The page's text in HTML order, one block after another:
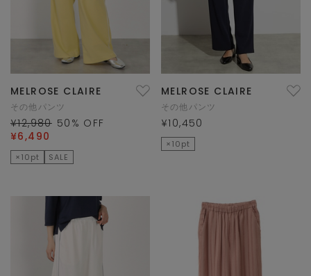
MELROSE CLAIRE
その他パンツ
¥12,980 50 % OFF
¥6,490
×10pt SALE
MELROSE CLAIRE
その他パンツ
¥10,450
×10pt